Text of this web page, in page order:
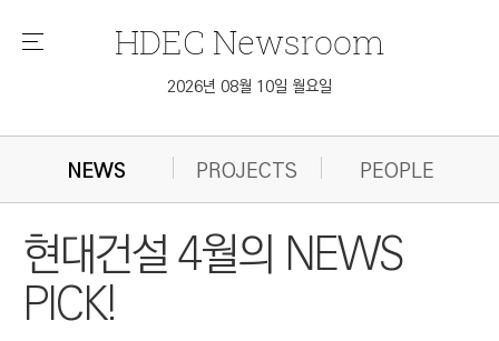
메
HDEC Newsroom
2026년 08월 10일 월요일
NEWS PROJECTS PEOPLE
현대건설 4월의 NEWS
PICK!